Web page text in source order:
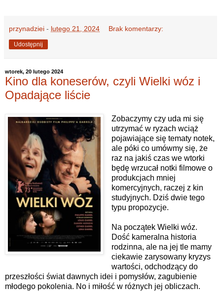
przynadziei - lutego 21, 2024 Brak komentarzy:
Udostępnij
wtorek, 20 lutego 2024
Kino dla koneserów, czyli Wielki wóz i
Opadające liście
Zobaczymy czy uda mi się
utrzymać w ryzach wciąż
pojawiające się tematy notek,
ale póki co umówmy się, że
raz na jakiś czas we wtorki
będę wrzucał notki filmowe o
produkcjach mniej
komercyjnych, raczej z kin
studyjnych. Dziś dwie tego
typu propozycje.
Na początek Wielki wóz.
Dość kameralna historia
rodzinna, ale na jej tle mamy
ciekawie zarysowany kryzys
wartości, odchodzący do
przeszłości świat dawnych idei i pomysłów, zagubienie
młodego pokolenia. No i miłość w różnych jej obliczach.